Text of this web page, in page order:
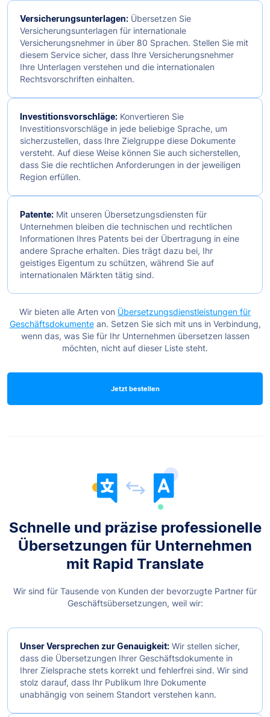
Versicherungsunterlagen: Übersetzen Sie
Versicherungsunterlagen für internationale
Versicherungsnehmer in über 80 Sprachen. Stellen Sie mit
diesem Service sicher, dass Ihre Versicherungsnehmer
Ihre Unterlagen verstehen und die internationalen
Rechtsvorschriften einhalten.
Investitionsvorschläge: Konvertieren Sie
Investitionsvorschläge in jede beliebige Sprache, um
sicherzustellen, dass Ihre Zielgruppe diese Dokumente
versteht. Auf diese Weise können Sie auch sicherstellen,
dass Sie die rechtlichen Anforderungen in der jeweiligen
Region erfüllen.
Patente: Mit unseren Übersetzungsdiensten für
Unternehmen bleiben die technischen und rechtlichen
Informationen Ihres Patents bei der Übertragung in eine
andere Sprache erhalten. Dies trägt dazu bei, Ihr
geistiges Eigentum zu schützen, während Sie auf
internationalen Märkten tätig sind.
Wir bieten alle Arten von Übersetzungsdienstleistungen für
Geschäftsdokumentean. Setzen Sie sich mit uns in Verbindung,
wenn das, was Sie für Ihr Unternehmen übersetzen lassen
möchten, nicht auf dieser Liste steht.
Jetzt bestellen
Schnelle und präzise professionelle
Übersetzungen für Unternehmen
mit Rapid Translate
Wir sind für Tausende von Kunden der bevorzugte Partner für
Geschäftsübersetzungen, weil wir:
Unser Versprechen zur Genauigkeit: Wir stellen sicher,
dass die Übersetzungen Ihrer Geschäftsdokumente in
Ihrer Zielsprache stets korrekt und fehlerfrei sind. Wir sind
stolz darauf, dass Ihr Publikum Ihre Dokumente
unabhängig von seinem Standort verstehen kann.